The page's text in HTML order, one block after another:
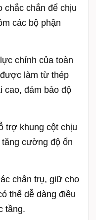
chắc chắn để chịu
các bộ phận
chính của toàn
làm từ thép
cao, đảm bảo độ
trợ khung cột chịu
cường độ ổn
chân trụ, giữ cho
thể dễ dàng điều
tầng.